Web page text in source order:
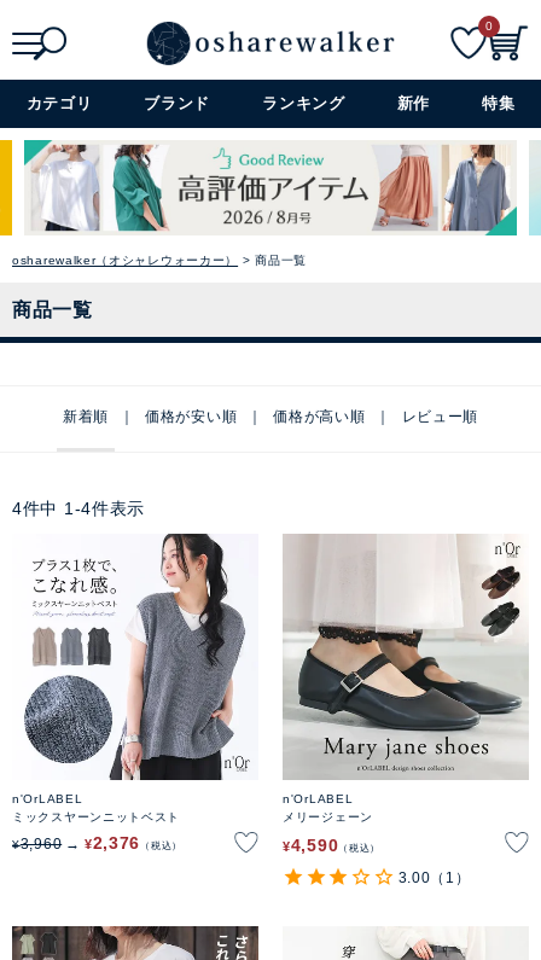
詳細検索+
0
カテゴリ ブランド ランキング 新作 特集
osharewalker（オシャレウォーカー） 商品一覧
商品一覧
新着順 価格が安い順 価格が高い順 レビュー順
4件中 1 -4件表示
n'OrLABEL
ミックスヤーンニットベスト
¥3,960 ¥2,376 税込
n'OrLABEL
メリージェーン
¥4,590 税込
3.00 （1）